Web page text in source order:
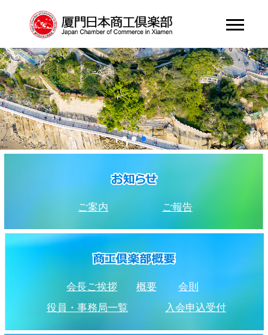
ご案内 ご報告
会長ご挨拶 概要
会則
役員・事務局一覧
入会申込受付